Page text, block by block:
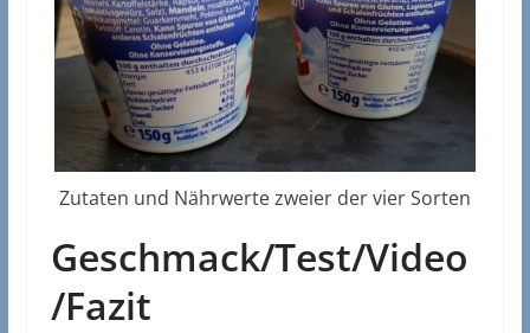
Zutaten und Nährwerte zweier der vier Sorten
Geschmack/Test/Video
/Fazit